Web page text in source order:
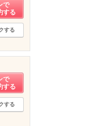
で
する
する
で
する
する